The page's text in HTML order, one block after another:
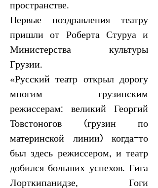
пространстве.
Первые поздравления театру
пришли от Роберта Стуруа и
Министерства культуры
Грузии.
«Русский театр открыл дорогу
многим грузинским
режиссерам: великий Георгий
Товстоногов (грузин по
материнской линии) когда-то
был здесь режиссером, и театр
добился больших успехов. Гига
Лорткипанидзе, Гоги